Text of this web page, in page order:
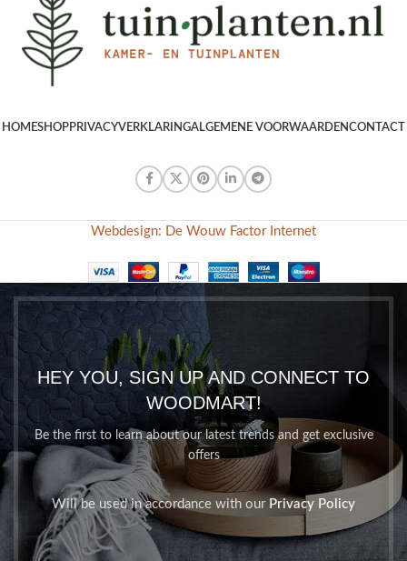
HOMESHOPPRIVACYVERKLARINGALGEMENE VOORWAARDENCONTACT
Webdesign: De Wouw Factor Internet
HEY YOU, SIGN UP AND CONNECT TO
WOODMART!
Be the first to learn about our latest trends and get exclusive
offers
Will be used in accordance with our Privacy Policy